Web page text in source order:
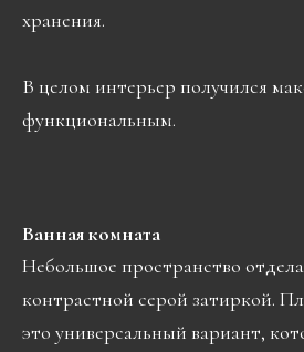
хранения.
В целом интерьер получился
функциональным.
Ванная комната
Небольшое пространство
контрастной серой затиркой.
это универсальный вариант,